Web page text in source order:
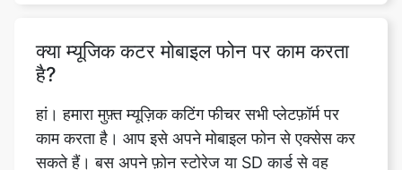
काम करता है। आप इसे अपने मोबाइल फोन से एक्सेस कर
सकते हैं। बस अपने फ़ोन स्टोरेज या SD कार्ड से वह
ऑडियो फ़ाइल चुनें जिसे आपको काटना है और अपनी
ज़रूरत के अनुसार उस हिस्से को रखें या निकालें। इसके
बाद, बस फ़ाइल डाउनलोड करें और यह आपके फ़ोन के